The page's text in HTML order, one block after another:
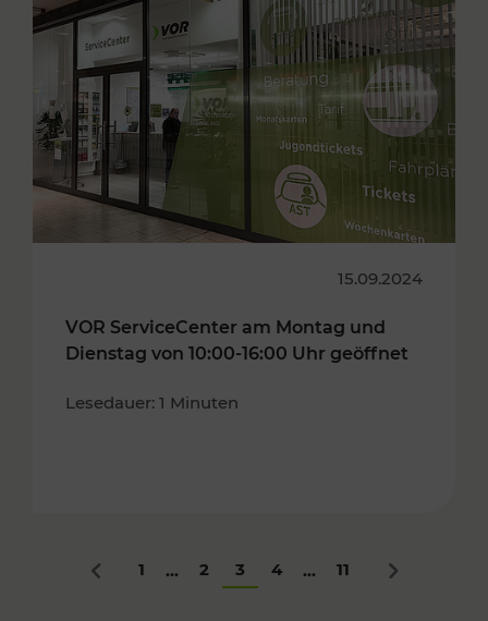
15.09.2024
VOR ServiceCenter am Montag und
Dienstag von 10:00-16:00 Uhr geöffnet
Lesedauer: 1 Minuten
Zurück
1 ... 2 3 4 ... 11 Nächstes